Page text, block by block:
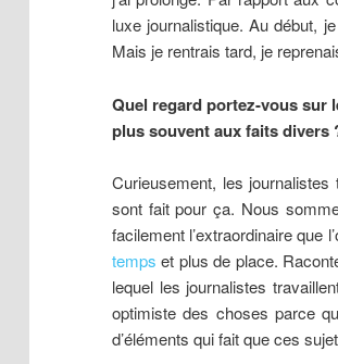
luxe journalistique. Au début,
Mais je rentrais tard, je
Quel regard portez-vous sur
plus souvent aux faits divers
Curieusement, les
sont fait pour ça. Nous
facilement l’extraordinaire que
tempset plus de place.
lequel les journalistes
optimiste des choses parce
d’éléments qui fait que ces